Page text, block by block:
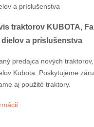
traktorov KUBOTA,
a príslušenstva
predajca nových
Kubota. Poskytujeme
aj použité traktory.